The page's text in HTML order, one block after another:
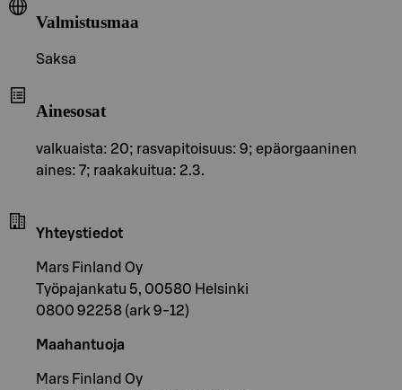
Valmistusmaa
Saksa
Ainesosat
valkuaista: 20; rasvapitoisuus: 9; epäorgaaninen
aines: 7; raakakuitua: 2.3.
Yhteystiedot
Mars Finland Oy
Työpajankatu 5, 00580 Helsinki
0800 92258 (ark 9-12)
Maahantuoja
Mars Finland Oy